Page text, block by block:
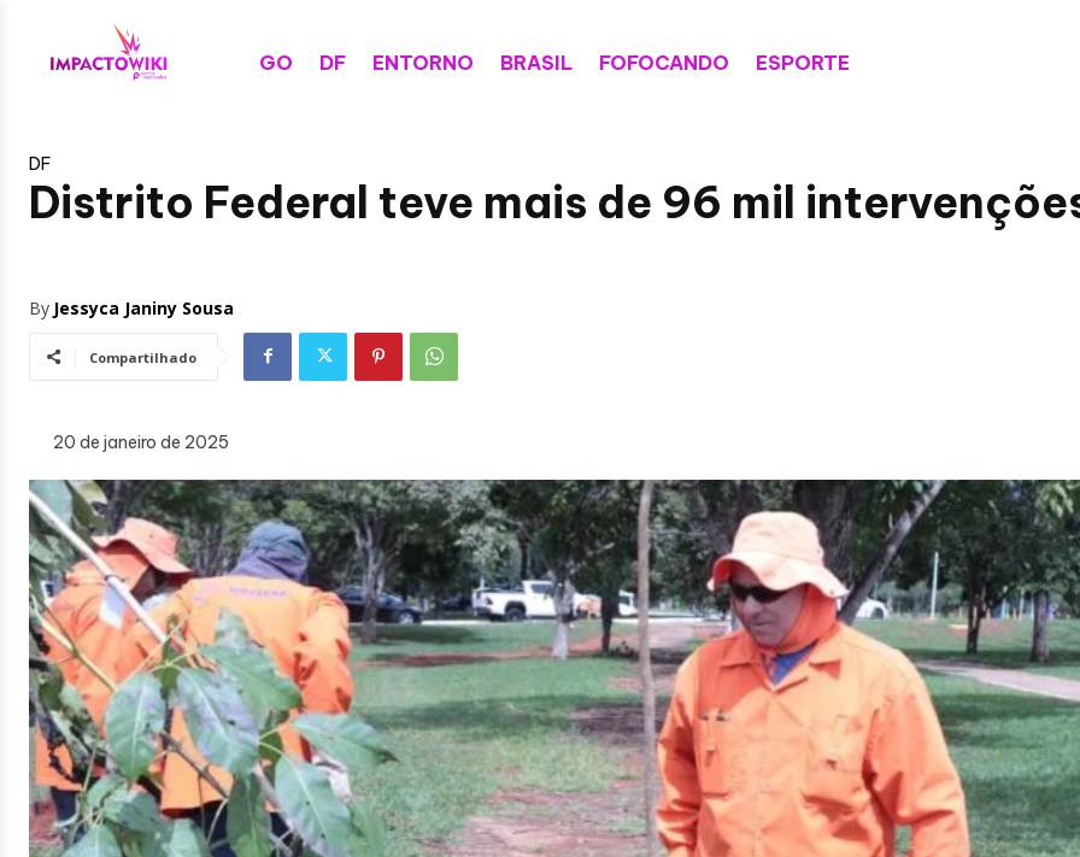
GO DF ENTORNO BRASIL FOFOCANDO ESPORTE
DF
Distrito Federal teve mais de 96 mil
By Jessyca Janiny Sousa
Compartilhado
20 de janeiro de 2025